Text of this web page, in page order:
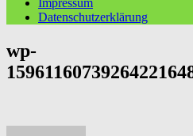
Datenschutzerklärung
wp-